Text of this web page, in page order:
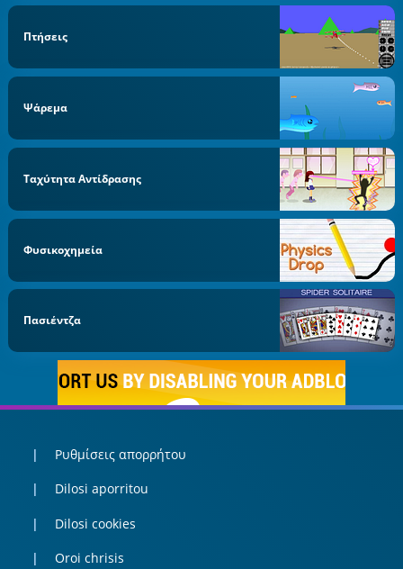
Πτήσεις
Ψάρεμα
Ταχύτητα Αντίδρασης
Φυσικοχημεία
Πασιέντζα
Ρυθμίσεις απορρήτου
Dilosi aporritou
Dilosi cookies
Oroi chrisis